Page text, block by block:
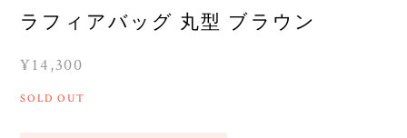
ラフィアバッグ 丸型 ブラウン
¥14,300
SOLD OUT